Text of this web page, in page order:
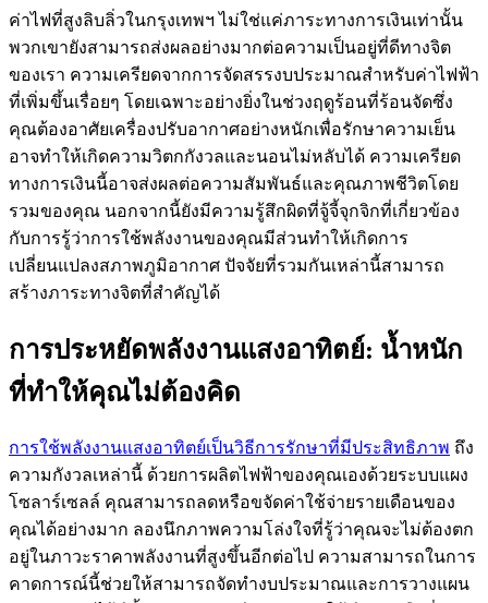
ค่าไฟที่สูงลิบลิ่วในกรุงเทพฯ ไม่ใช่แค่ภาระทางการเงินเท่านั้น
พวกเขายังสามารถส่งผลอย่างมากต่อความเป็นอยู่ที่ดีทางจิต
ของเรา ความเครียดจากการจัดสรรงบประมาณสำหรับค่าไฟฟ้า
ที่เพิ่มขึ้นเรื่อยๆ โดยเฉพาะอย่างยิ่งในช่วงฤดูร้อนที่ร้อนจัดซึ่ง
คุณต้องอาศัยเครื่องปรับอากาศอย่างหนักเพื่อรักษาความเย็น
อาจทำให้เกิดความวิตกกังวลและนอนไม่หลับได้ ความเครียด
ทางการเงินนี้อาจส่งผลต่อความสัมพันธ์และคุณภาพชีวิตโดย
รวมของคุณ นอกจากนี้ยังมีความรู้สึกผิดที่จู้จี้จุกจิกที่เกี่ยวข้อง
กับการรู้ว่าการใช้พลังงานของคุณมีส่วนทำให้เกิดการ
เปลี่ยนแปลงสภาพภูมิอากาศ ปัจจัยที่รวมกันเหล่านี้สามารถ
สร้างภาระทางจิตที่สำคัญได้
การประหยัดพลังงานแสงอาทิตย์: น้ำหนัก
ที่ทำให้คุณไม่ต้องคิด
การใช้พลังงานแสงอาทิตย์เป็นวิธีการรักษาที่มีประสิทธิภาพ ถึง
ความกังวลเหล่านี้ ด้วยการผลิตไฟฟ้าของคุณเองด้วยระบบแผง
โซลาร์เซลล์ คุณสามารถลดหรือขจัดค่าใช้จ่ายรายเดือนของ
คุณได้อย่างมาก ลองนึกภาพความโล่งใจที่รู้ว่าคุณจะไม่ต้องตก
อยู่ในภาวะราคาพลังงานที่สูงขึ้นอีกต่อไป ความสามารถในการ
คาดการณ์นี้ช่วยให้สามารถจัดทำงบประมาณและการวางแผน